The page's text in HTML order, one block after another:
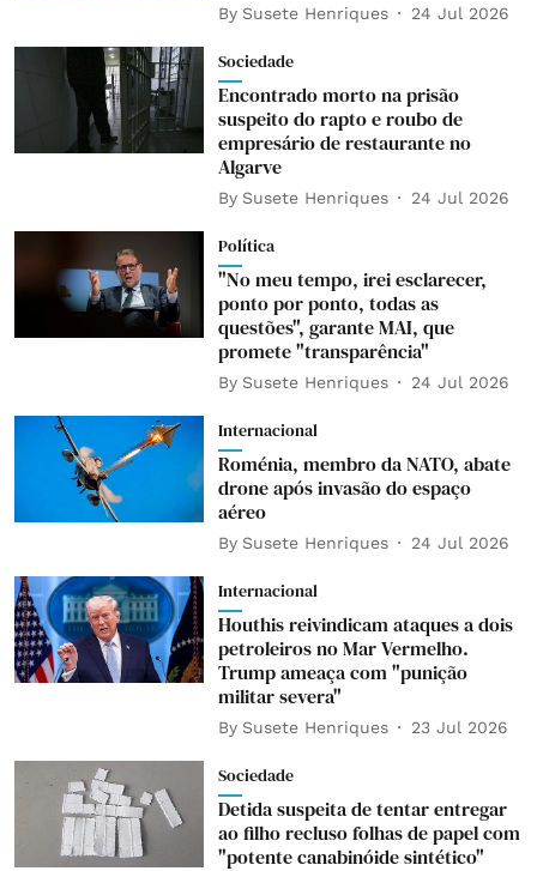
By Susete Henriques 24 Jul 2026
Sociedade
Encontrado morto na prisão
suspeito do rapto e roubo de
empresário de restaurante no
Algarve
By Susete Henriques 24 Jul 2026
Política
"No meu tempo, irei esclarecer,
ponto por ponto, todas as
questões", garante MAI, que
promete "transparência"
By Susete Henriques 24 Jul 2026
Internacional
Roménia, membro da NATO, abate
drone após invasão do espaço
aéreo
By Susete Henriques 24 Jul 2026
Internacional
Houthis reivindicam ataques a dois
petroleiros no Mar Vermelho.
Trump ameaça com "punição
militar severa"
By Susete Henriques 23 Jul 2026
Sociedade
Detida suspeita de tentar entregar
ao filho recluso folhas de papel com
"potente canabinóide sintético"